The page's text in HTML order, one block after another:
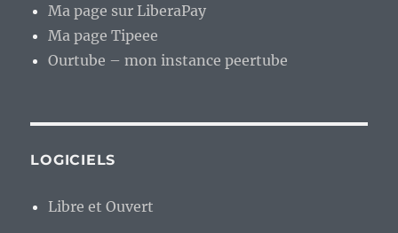
Ma page sur LiberaPay
Ma page Tipeee
Ourtube – mon instance peertube
LOGICIELS
Libre et Ouvert